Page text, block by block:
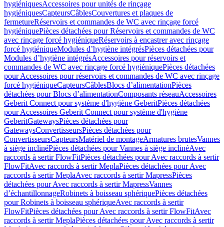
hygiéniquesAccessoires pour unités de rinçage
hygiéniquesCapteursCâblesCouvertures et plaques de
fermetureRéservoirs et commandes de WC avec rinçage forcé
hygiéniquePièces détachées pour Réservoirs et commandes de WC
avec rinçage forcé hygiéniqueRéservoirs à encastrer avec rinçage
forcé hygiéniqueModules d’hygiène intégrésPièces détachées pour
Modules d’hygiène intégrésAccessoires pour réservoirs et
commandes de WC avec rinçage forcé hygiéniquePièces détachées
pour Accessoires pour réservoirs et commandes de WC avec rinçage
forcé hygiéniqueCapteursCâblesBlocs d’alimentationPièces
détachées pour Blocs d’alimentationComposants réseauAccessoires
Geberit Connect pour système d'hygiène GeberitPièces détachées
pour Accessoires Geberit Connect pour système d'hygiène
GeberitGatewaysPièces détachées pour
GatewaysConvertisseursPièces détachées pour
ConvertisseursCapteursMatériel de montageArmatures brutesVannes
à siège inclinéPièces détachées pour Vannes à siège inclinéAvec
raccords à sertir FlowFitPièces détachées pour Avec raccords à sertir
FlowFitAvec raccords à sertir MeplaPièces détachées pour Avec
raccords à sertir MeplaAvec raccords à sertir MapressPièces
détachées pour Avec raccords à sertir MapressVannes
d’échantillonnageRobinets à boisseau sphériquePièces détachées
pour Robinets à boisseau sphériqueAvec raccords à sertir
FlowFitPièces détachées pour Avec raccords à sertir FlowFitAvec
raccords à sertir MeplaPièces détachées pour Avec raccords à sertir